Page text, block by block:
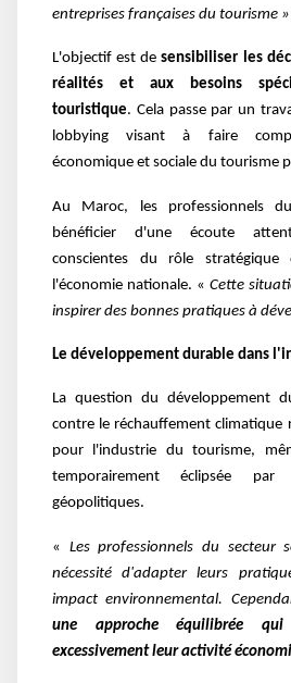
entreprises françaises du tourisme »
L'objectif est desensibiliser les
réalités et aux besoins
touristique. Cela passe par un
lobbying visant à faire
économique et sociale du tourisme
Au Maroc, les professionnels
bénéficier d'une écoute
conscientes du rôle
l'économie nationale. « Cette
inspirer des bonnes pratiques à
Le développement durable dans
La question du développement
contre le réchauffement climatique
pour l'industrie du tourisme,
temporairement éclipsée par
géopolitiques.
« Les professionnels du secteur
nécessité d'adapter leurs
impact environnemental.
une approche équilibrée
excessivement leur activité